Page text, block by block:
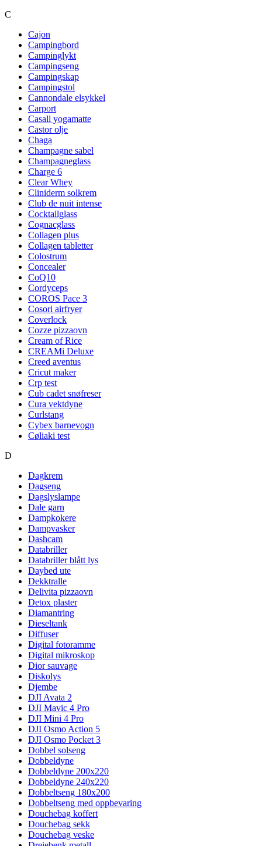
C
Cajon
Campingbord
Campinglykt
Campingseng
Campingskap
Campingstol
Cannondale elsykkel
Carport
Casall yogamatte
Castor olje
Chaga
Champagne sabel
Champagneglass
Charge 6
Clear Whey
Cliniderm solkrem
Club de nuit intense
Cocktailglass
Cognacglass
Collagen plus
Collagen tabletter
Colostrum
Concealer
CoQ10
Cordyceps
COROS Pace 3
Cosori airfryer
Coverlock
Cozze pizzaovn
Cream of Rice
CREAMi Deluxe
Creed aventus
Cricut maker
Crp test
Cub cadet snøfreser
Cura vektdyne
Curlstang
Cybex barnevogn
Cøliaki test
D
Dagkrem
Dagseng
Dagslyslampe
Dale garn
Dampkokere
Dampvasker
Dashcam
Databriller
Databriller blått lys
Daybed ute
Dekktralle
Delivita pizzaovn
Detox plaster
Diamantring
Dieseltank
Diffuser
Digital fotoramme
Digital mikroskop
Dior sauvage
Diskolys
Djembe
DJI Avata 2
DJI Mavic 4 Pro
DJI Mini 4 Pro
DJI Osmo Action 5
DJI Osmo Pocket 3
Dobbel solseng
Dobbeldyne
Dobbeldyne 200x220
Dobbeldyne 240x220
Dobbeltseng 180x200
Dobbeltseng med oppbevaring
Douchebag koffert
Douchebag sekk
Douchebag veske